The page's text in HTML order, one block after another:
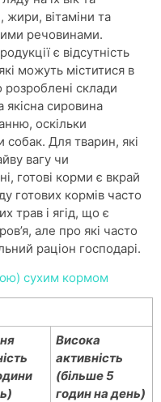
жири, вітаміни та
речовинами.
є відсутність
можуть міститися в
розроблені склади
якісна сировина
оскільки
собак. Для тварин, які
вагу чи
готові корми є вкрай
готових кормів часто
трав і ягід, що є
але про які часто
раціон господарі.
сухим кормом
Висока
активність
(більше 5
годин на день)